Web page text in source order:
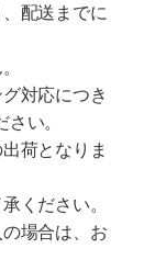
配送までに
対応につき
い。
荷となりま
ください。
場合は、お